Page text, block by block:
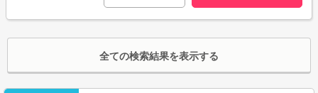
全ての検索結果を表示する